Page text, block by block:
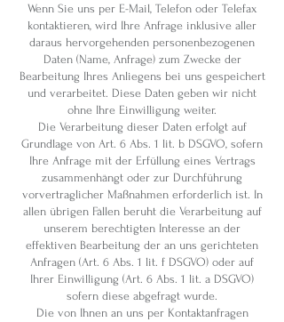
Wenn Sie uns per E-Mail, Telefon oder Telefax
kontaktieren, wird Ihre Anfrage inklusive aller
daraus hervorgehenden personenbezogenen
Daten (Name, Anfrage) zum Zwecke der
Bearbeitung Ihres Anliegens bei uns gespeichert
und verarbeitet. Diese Daten geben wir nicht
ohne Ihre Einwilligung weiter.
Die Verarbeitung dieser Daten erfolgt auf
Grundlage von Art. 6 Abs. 1 lit. b DSGVO, sofern
Ihre Anfrage mit der Erfüllung eines Vertrags
zusammenhängt oder zur Durchführung
vorvertraglicher Maßnahmen erforderlich ist. In
allen übrigen Fällen beruht die Verarbeitung auf
unserem berechtigten Interesse an der
effektiven Bearbeitung der an uns gerichteten
Anfragen (Art. 6 Abs. 1 lit. f DSGVO) oder auf
Ihrer Einwilligung (Art. 6 Abs. 1 lit. a DSGVO)
sofern diese abgefragt wurde.
Die von Ihnen an uns per Kontaktanfragen